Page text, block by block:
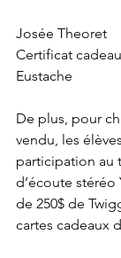
Josée Theoret
Certificat
Eustache
De plus, pour
vendu, les
participation au
d’écoute stéréo
de 250$ de
cartes cadeaux